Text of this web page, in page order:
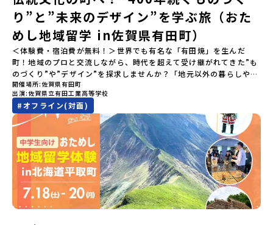
たい！」に変わるはず💡お家からリラックスして視聴してみてくだ
さいね😊▶︎全体説明会のアーカイブはこちら（アーカイブを視聴す
る）YouTube：https://youtu.be/Yt8nd04aNgA?
si=e5erbspvwz5O8_uF【アーカイブ内容】・おためし地域留学の
魅力・メリット・2026年度、日本全国20以上の対象地域について・
安心のサポート体制・質疑応答※各地域の詳細なプログラムは、以
下の【STEP2】個別説明会にて紹介しています。ーーーーーーーー
ーーーーーーーーーーーーーーーー💡疑問も不安もワクワクに変え
る！2つのステップ知りたいことに合わせて、2つの説明会をご活用
ください！【STEP1】全体オンライン説明会の視聴（☆上の動画で
いつでも視聴可能です） 〜まずは「おためし地域留学」を知りたい
方へ〜プログラムの全体像や魅力、サポート体制について解説しま
す。 【STEP2】個別プログラム説明会（☆順次ページを公開しま
す）〜「地域別のプログラム」を具体的に知りたい方へ〜 「現地で
は何をするの？」という疑問にお答えする説明会です。その場所な
らではのプログラムをたっぷりお伝えします！🚩現在公開中の個別
説明会はこちらから（順次公開予定）【5/7(木)】北海道平取町
【5/8(金)】熊本県芦北町▼おためし地域留学の情報▼おためし地域
り”と”未来のデザイン”を学ぶ旅（おた
めし地域留学 in佐賀県有田町）
＜体験費・宿泊費が無料！＞世界でも有名な「有田焼」を生んだ
町！地域のプロと交流しながら、時代を超えて受け継がれてきた”も
のづくり”や”デザイン”を探求しませんか？「地元以外の暮らしや文
化が気になる。いつか留学してみたい！」「豊かな自然と伝統文
化、町並みに興味がある！」「ものづくりやきれいなデザインが好
き！」そんな中学生のみなさんにおすすめ！「おためし地域留学体
験」は、日本全国約200の高校と連携し、地域の枠を超えて学校生活
を送る「地域みらい留学」をプチ体験できるプログラムです。はじ
めてのひとり旅でも安心！現地でもスタッフがしっかりとサポート
いたします。今回のフィールドは「佐賀県有田町（ありたちょ
う）」佐賀県の西部にある有田町は、江戸時代から400年以上続く
「窯業（ようぎょう）」の町。 窯（かま）で粘土を焼いてつくるも
のづくりが、この町の文化として今も受け継がれています。世界で
も知られる「有田焼」は、この窯業の中から生まれました。長い歴
史の中で積み重ねられてきた技術や工夫、そして“つくる人の想
開催場所 佐賀県有田町
出演 佐賀県立有田工業高等学校
#オフライン(対面)